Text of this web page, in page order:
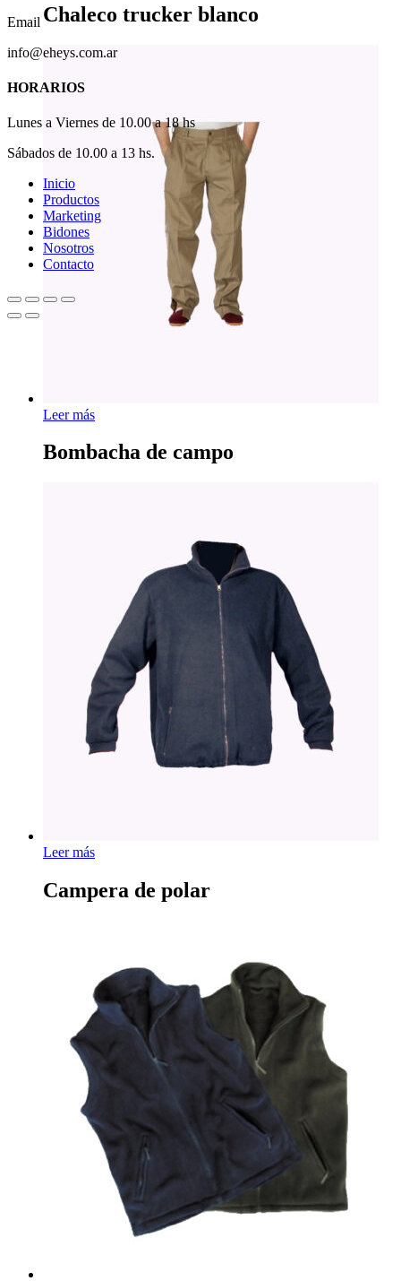
Chaleco trucker blanco
Leer más
Bombacha de campo
Leer más
Campera de polar
Email
info@eheys.com.ar
HORARIOS
Lunes a Viernes de 10.00 a 18 hs
Sábados de 10.00 a 13 hs.
Close
Menu
Inicio
Productos
Marketing
Bidones
Nosotros
Contacto